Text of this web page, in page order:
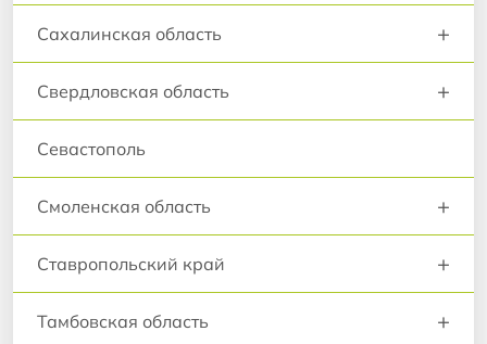
Сахалинская область +
Свердловская область +
Севастополь
Смоленская область +
Ставропольский край +
Тамбовская область +